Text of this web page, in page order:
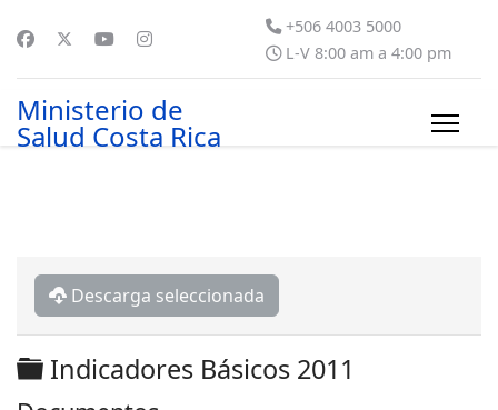
+506 4003 5000
L-V 8:00 am a 4:00 pm
Ministerio de
Salud Costa Rica
Descarga seleccionada
Carpeta
Indicadores Básicos 2011